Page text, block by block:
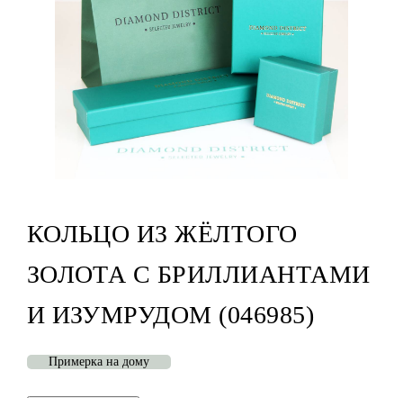
КОЛЬЦО ИЗ ЖЁЛТОГО
ЗОЛОТА С БРИЛЛИАНТАМИ
И ИЗУМРУДОМ (046985)
Примерка на дому